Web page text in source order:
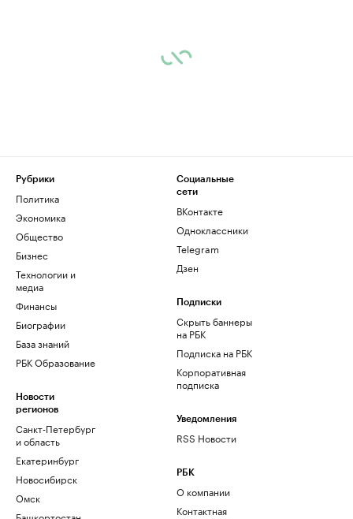
Рубрики
Политика
Экономика
Общество
Бизнес
Технологии и
медиа
Финансы
Биографии
База знаний
РБК Образование
Новости
регионов
Санкт-Петербург
и область
Екатеринбург
Новосибирск
Омск
Социальные
сети
ВКонтакте
Одноклассники
Telegram
Дзен
Подписки
Скрыть баннеры
на РБК
Подписка на РБК
Корпоративная
подписка
Уведомления
RSS Новости
РБК
О компании
Контактная